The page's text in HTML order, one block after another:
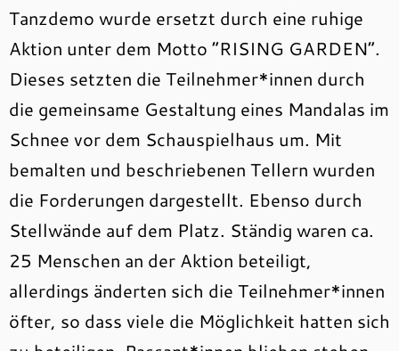
Tanzdemo wurde ersetzt durch eine ruhige
Aktion unter dem Motto “RISING GARDEN“.
Dieses setzten die Teilnehmer*innen durch
die gemeinsame Gestaltung eines Mandalas im
Schnee vor dem Schauspielhaus um. Mit
bemalten und beschriebenen Tellern wurden
die Forderungen dargestellt. Ebenso durch
Stellwände auf dem Platz. Ständig waren ca.
25 Menschen an der Aktion beteiligt,
allerdings änderten sich die Teilnehmer*innen
öfter, so dass viele die Möglichkeit hatten sich